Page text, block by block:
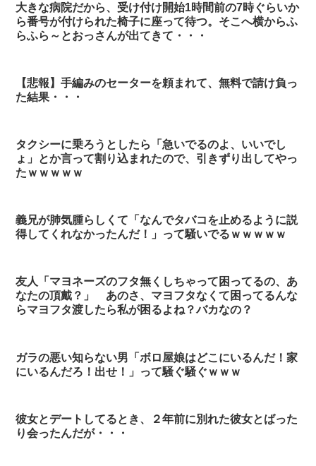
大きな病院だから、受け付け開始1時間前の7時ぐらいか
ら番号が付けられた椅子に座って待つ。そこへ横からふ
らふら～とおっさんが出てきて・・・
【悲報】手編みのセーターを頼まれて、無料で請け負っ
た結果・・・
タクシーに乗ろうとしたら「急いでるのよ、いいでし
ょ」とか言って割り込まれたので、引きずり出してやっ
たｗｗｗｗｗ
義兄が肺気腫らしくて「なんでタバコを止めるように説
得してくれなかったんだ！」って騒いでるｗｗｗｗｗ
友人「マヨネーズのフタ無くしちゃって困ってるの、あ
なたの頂戴？」 あのさ、マヨフタなくて困ってるんな
らマヨフタ渡したら私が困るよね？バカなの？
ガラの悪い知らない男「ボロ屋娘はどこにいるんだ！家
にいるんだろ！出せ！」って騒ぐ騒ぐｗｗｗ
彼女とデートしてるとき、２年前に別れた彼女とばった
り会ったんだが・・・